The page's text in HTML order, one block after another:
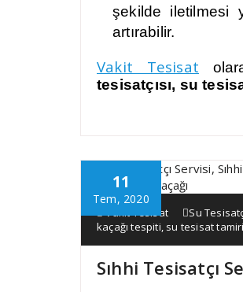
şekilde iletilmesi
artırabilir.
Vakit Tesisat
tesisatçısı, su
11
Tem, 2020
Vakit Tesisat Su
kaçağı tespiti, su tesisat tamiri
Sıhhi Tesisatçı